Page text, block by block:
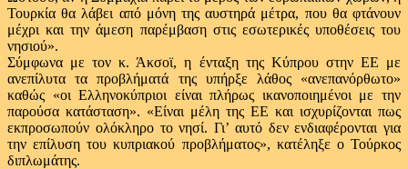
Τουρκία θα λάβει από μόνη της αυστηρά μέτρα, που θα φτάνουν
μέχρι και την άμεση παρέμβαση στις εσωτερικές υποθέσεις του
νησιού».
Σύμφωνα με τον κ. Άκσοϊ, η ένταξη της Κύπρου στην ΕΕ με
ανεπίλυτα τα προβλήματά της υπήρξε λάθος «ανεπανόρθωτο»
καθώς «οι Ελληνοκύπριοι είναι πλήρως ικανοποιημένοι με την
παρούσα κατάσταση». «Είναι μέλη της ΕΕ και ισχυρίζονται πως
εκπροσωπούν ολόκληρο το νησί. Γι’ αυτό δεν ενδιαφέρονται για
την επίλυση του κυπριακού προβλήματος», κατέληξε ο Τούρκος
διπλωμάτης.